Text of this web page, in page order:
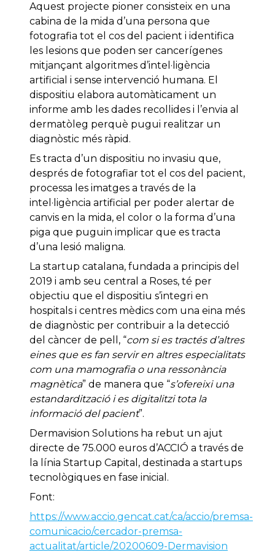
Aquest projecte pioner consisteix en una
cabina de la mida d’una persona que
fotografia tot el cos del pacient i identifica
les lesions que poden ser cancerígenes
mitjançant algoritmes d’intel·ligència
artificial i sense intervenció humana. El
dispositiu elabora automàticament un
informe amb les dades recollides i l’envia al
dermatòleg perquè pugui realitzar un
diagnòstic més ràpid.
Es tracta d’un dispositiu no invasiu que,
després de fotografiar tot el cos del pacient,
processa les imatges a través de la
intel·ligència artificial per poder alertar de
canvis en la mida, el color o la forma d’una
piga que puguin implicar que es tracta
d’una lesió maligna.
La startup catalana, fundada a principis del
2019 i amb seu central a Roses, té per
objectiu que el dispositiu s’integri en
hospitals i centres mèdics com una eina més
de diagnòstic per contribuir a la detecció
del càncer de pell, “com si es tractés d’altres
eines que es fan servir en altres especialitats
com una mamografia o una ressonància
magnètica” de manera que “s’ofereixi una
estandardització i es digitalitzi tota la
informació del pacient”.
Dermavision Solutions ha rebut un ajut
directe de 75.000 euros d’ACCIÓ a través de
la línia Startup Capital, destinada a startups
tecnològiques en fase inicial.
Font:
https://www.accio.gencat.cat/ca/accio/premsa-
comunicacio/cercador-premsa-
actualitat/article/20200609-Dermavision